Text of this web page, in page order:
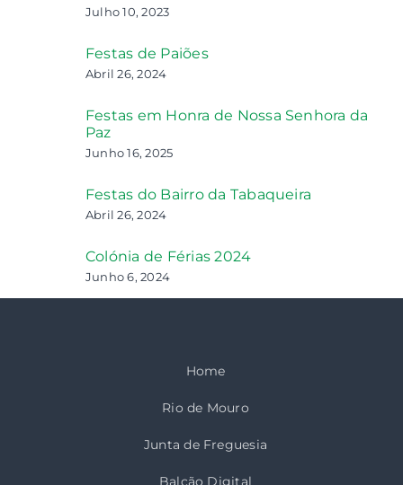
Julho 10, 2023
Festas de Paiões
Abril 26, 2024
Festas em Honra de Nossa Senhora da
Paz
Junho 16, 2025
Festas do Bairro da Tabaqueira
Abril 26, 2024
Colónia de Férias 2024
Junho 6, 2024
Home
Rio de Mouro
Junta de Freguesia
Balcão Digital